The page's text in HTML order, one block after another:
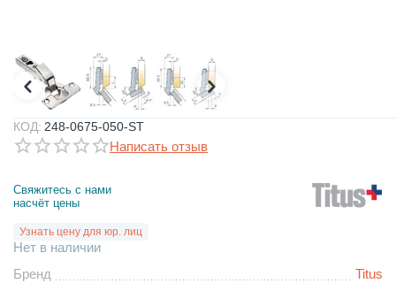
КОД: 248-0675-050-ST
Написать отзыв
Свяжитесь с нами
насчёт цены
Узнать цену для юр. лиц
Нет в наличии
Бренд
Titus